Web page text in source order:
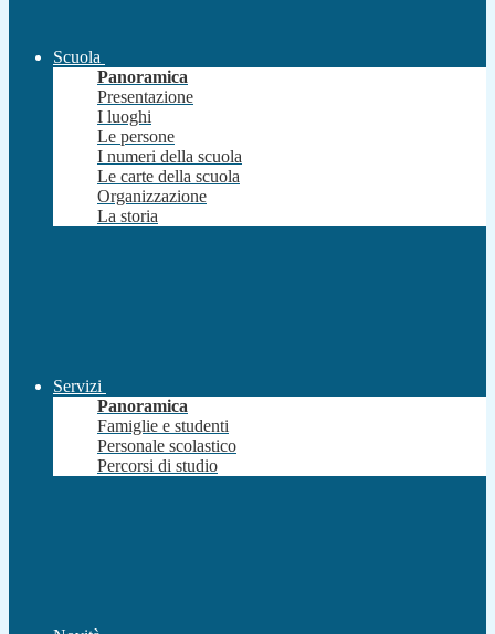
Scuola
Panoramica
Presentazione
I luoghi
Le persone
I numeri della scuola
Le carte della scuola
Organizzazione
La storia
Servizi
Panoramica
Famiglie e studenti
Personale scolastico
Percorsi di studio